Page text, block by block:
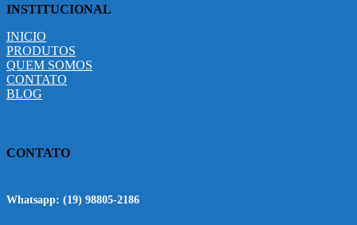
INSTITUCIONAL
INICIO
PRODUTOS
QUEM SOMOS
CONTATO
BLOG
CONTATO
Whatsapp: (19) 98805-2186